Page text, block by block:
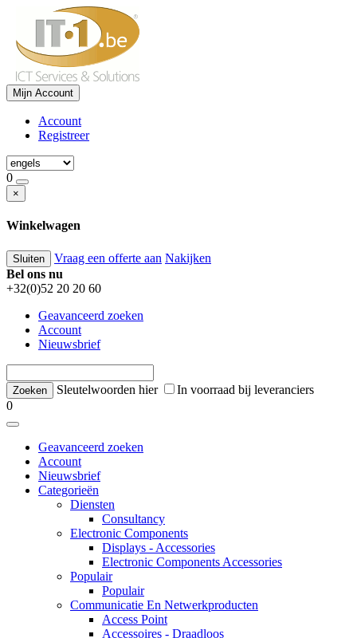
Mijn Account
Account
Registreer
0
×
Winkelwagen
Sluiten Vraag een offerte aan Nakijken
Bel ons nu
+32(0)52 20 20 60
Geavanceerd zoeken
Account
Nieuwsbrief
Sleutelwoorden hier
In voorraad bij leveranciers
0
Geavanceerd zoeken
Account
Nieuwsbrief
Categorieën
Diensten
Consultancy
Electronic Components
Displays - Accessories
Electronic Components Accessories
Populair
Populair
Communicatie En Netwerkproducten
Access Point
Accessoires - Draadloos